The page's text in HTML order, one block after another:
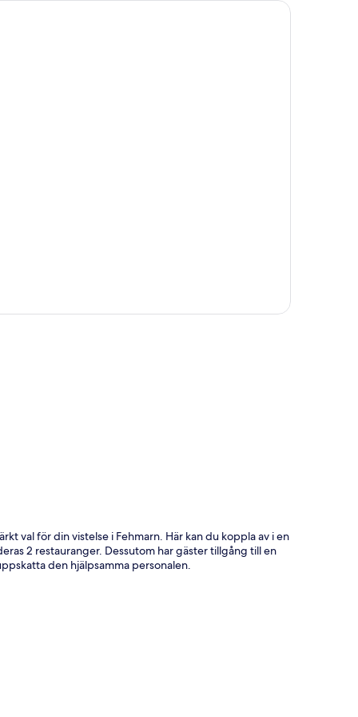
val för din vistelse i Fehmarn. Här kan du koppla av i en
2 restauranger. Dessutom har gäster tillgång till en
den hjälpsamma personalen.